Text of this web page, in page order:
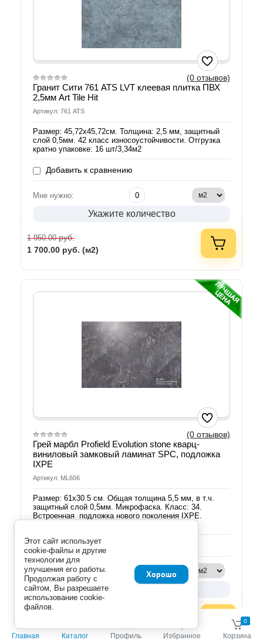
(0 отзывов)
Гранит Сити 761 АТS LVT клеевая плитка ПВХ
2,5мм Art Tile Hit
Артикул: 761 АТS
Размер: 45,72х45,72см. Толщина: 2,5 мм, защитный
слой 0,5мм. 42 класс износоустойчивости. Отгрузка
кратно упаковке: 16 шт/3,34м2
Добавить к сравнению
Мне нужно:
Укажите количество
1 950.00руб.
1 700.00 руб. (м2)
(0 отзывов)
Грей марбл Profield Evolution stone кварц-
виниловый замковый ламинат SPC, подложка
IXPE
Артикул: ML606
Размер: 61х30.5 см. Общая толщина 5,5 мм, в т.ч.
защитный слой 0,5мм. Микрофаска. Класс: 34.
Встроенная подложка нового поколения IXPE.
Добавить к сравнению
Мне нужно:
Укажите количество
Цена за м
2 500.00
Главная Каталог Профиль Избранное
0
Корзина
Этот сайт использует
cookie-файлы и другие
технологии для
улучшения его работы.
Продолжая работу с
сайтом, Вы разрешаете
использование cookie-
файлов.
Хорошо